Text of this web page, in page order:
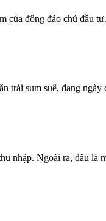
của đông đảo chủ đầu
trái sum suê, đang ngày
nhập. Ngoài ra, đâu là